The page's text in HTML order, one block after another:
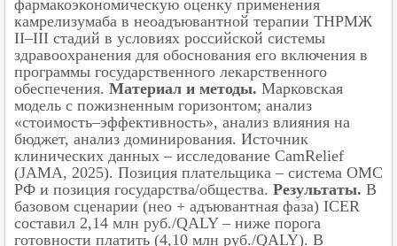
фармакоэкономическую оценку применения
камрелизумаба в неоадъювантной терапии ТНРМЖ
II–III стадий в условиях российской системы
здравоохранения для обоснования его включения в
программы государственного лекарственного
обеспечения. Материал и методы. Марковская
модель с пожизненным горизонтом; анализ
«стоимость–эффективность», анализ влияния на
бюджет, анализ доминирования. Источник
клинических данных – исследование CamRelief
(JAMA, 2025). Позиция плательщика – система ОМС
РФ и позиция государства/общества. Результаты. В
базовом сценарии (нео + адъювантная фаза) ICER
составил 2,14 млн руб./QALY – ниже порога
готовности платить (4,10 млн руб./QALY). В